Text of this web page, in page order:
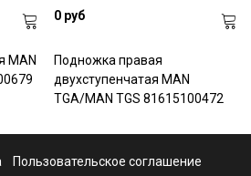
MAN
0 руб
Подножка правая
двухступенчатая MAN
TGА/MAN TGS 81615100472
Пользовательское соглашение